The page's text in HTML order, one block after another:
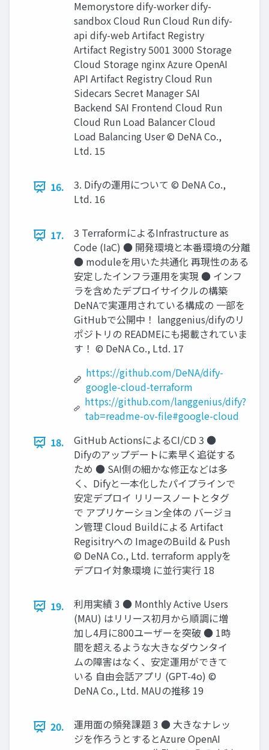
Memorystore dify-worker dify-
sandbox Cloud Run Cloud Run dify-
api dify-web Artifact Registry
Artifact Registry 5001 3000 Storage
Cloud Storage nginx Azure OpenAI
API Artifact Registry Cloud Run
Sidecars Secret Manager SAI
Backend SAI Frontend Cloud Run
Cloud Run Load Balancer Cloud
Load Balancing User © DeNA Co.,
Ltd. 15
16.
3. Difyの運用について © DeNA Co.,
Ltd. 16
17.
3 TerraformによるInfrastructure as
Code (IaC) ● 開発環境と本番環境の分離
● moduleを用いた共通化 再現性のある
安定したインフラ運用を実現 ● インフ
ラを含めたデプロイサイクルの構築
DeNAで実運用されている構成の 一部を
GitHubで公開中！ langgenius/difyのリ
ポジトリの READMEにも掲載されていま
す！ © DeNA Co., Ltd. 17
https://github.com/DeNA/dify-
google-cloud-terraform
https://github.com/langgenius/dify?
tab=readme-ov-file#google-cloud
18.
GitHub ActionsによるCI/CD 3 ●
Difyのアップデートに素早く追従する
ため ● SAI側の細かな修正などは多
く、Difyと一本化したパイプラインで
安定デプロイ リリースノートとタグ
で アプリケーション全体の バージョ
ン管理 Cloud Buildによる Artifact
Regisitryへの ImageのBuild & Push
© DeNA Co., Ltd. terraform applyを
デプロイ対象環境 に並行実行 18
19.
利用実績 3 ● Monthly Active Users
(MAU) はリリース初月から順調に増
加し4月に800ユーザーを突破 ● 1時
間を超えるような大きなダウンタイ
ムの障害はなく、安定運用ができて
いる 自由会話アプリ (GPT-4o) ©
DeNA Co., Ltd. MAUの推移 19
20.
運用面の頻発課題 3 ● 大きなナレッ
ジを作ろうとするとAzure OpenAI